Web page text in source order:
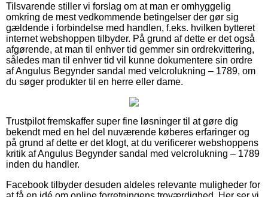
Tilsvarende stiller vi forslag om at man er omhyggelig
omkring de mest vedkommende betingelser der gør sig
gældende i forbindelse med handlen, f.eks. hvilken bytteret
internet webshoppen tilbyder. På grund af dette er det også
afgørende, at man til enhver tid gemmer sin ordrekvittering,
således man til enhver tid vil kunne dokumentere sin ordre
af Angulus Begynder sandal med velcrolukning – 1789, om
du søger produkter til en herre eller dame.
Trustpilot fremskaffer super fine løsninger til at gøre dig
bekendt med en hel del nuværende køberes erfaringer og
på grund af dette er det klogt, at du verificerer webshoppens
kritik af Angulus Begynder sandal med velcrolukning – 1789
inden du handler.
Facebook tilbyder desuden aldeles relevante muligheder for